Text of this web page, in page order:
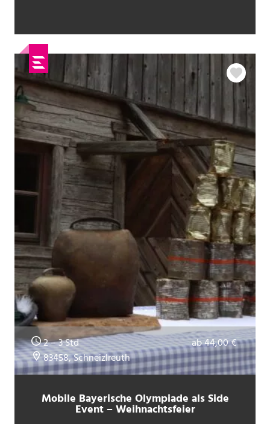
Mobile Bayerische Olympiade als Side
Event – Weihnachtsfeier
2 – 3 Std
ab 44,00 €
83458, Schneizlreuth